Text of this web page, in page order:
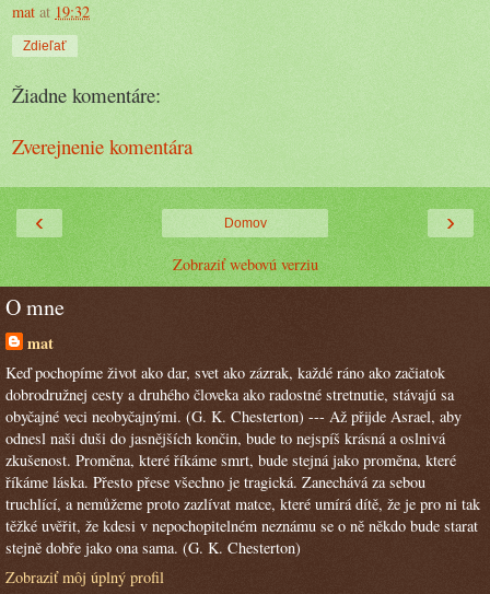
mat at 19:32
Zdieľať
Žiadne komentáre:
Zverejnenie komentára
‹ ›
Domov
Zobraziť webovú verziu
O mne
mat
Keď pochopíme život ako dar, svet ako zázrak, každé ráno ako začiatok
dobrodružnej cesty a druhého človeka ako radostné stretnutie, stávajú sa
obyčajné veci neobyčajnými. (G. K. Chesterton) --- Až přijde Asrael, aby
odnesl naši duši do jasnějších končin, bude to nejspíš krásná a oslnivá
zkušenost. Proměna, které říkáme smrt, bude stejná jako proměna, které
říkáme láska. Přesto přese všechno je tragická. Zanechává za sebou
truchlící, a nemůžeme proto zazlívat matce, které umírá dítě, že je pro ni tak
těžké uvěřit, že kdesi v nepochopitelném neznámu se o ně někdo bude starat
stejně dobře jako ona sama. (G. K. Chesterton)
Zobraziť môj úplný profil